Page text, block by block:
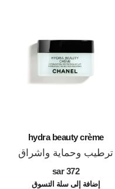
hydra beauty crème
ترطيب وحماية واشراق
372 sar
إضافة إلى سلة التسوق